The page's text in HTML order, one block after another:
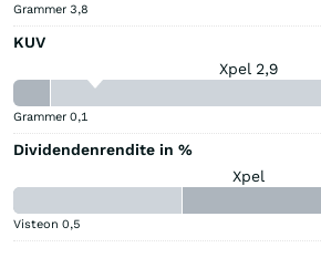
Grammer 3,8
KUV
Xpel 2,9
Grammer 0,1
Dividendenrendite in %
Xpel
Visteon 0,5